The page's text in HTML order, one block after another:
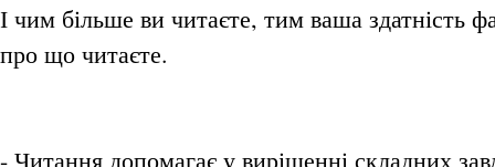
І чим більше ви читаєте, тим ваша здатність
про що читаєте.
- Читання допомагає у вирішенні складних